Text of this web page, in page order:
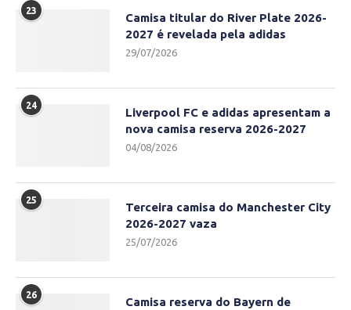
23
Camisa titular do River Plate 2026-
2027 é revelada pela adidas
29/07/2026
24
Liverpool FC e adidas apresentam a
nova camisa reserva 2026-2027
04/08/2026
25
Terceira camisa do Manchester City
2026-2027 vaza
25/07/2026
26
Camisa reserva do Bayern de